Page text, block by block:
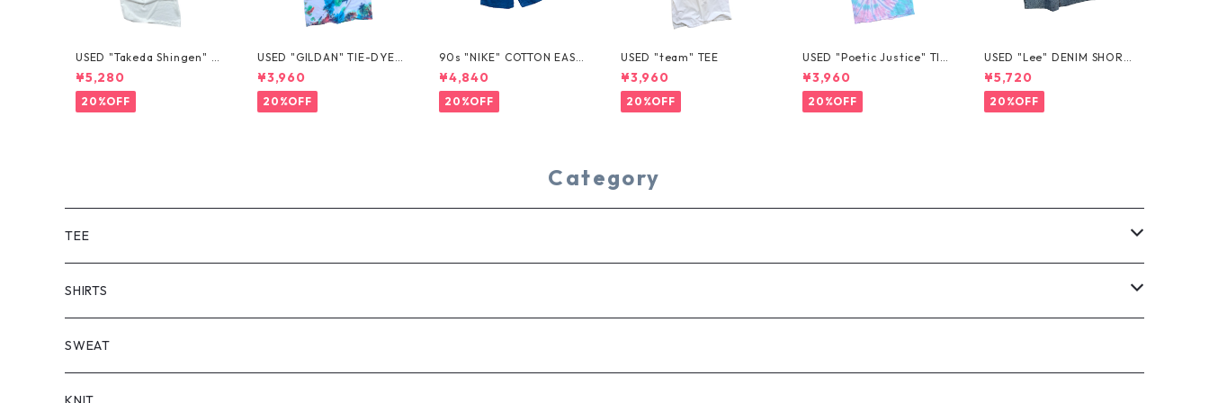
USED "Takeda Shingen" T
EE
¥5,280
20%OFF
USED "GILDAN" TIE-DYE T
EE
¥3,960
20%OFF
90s "NIKE" COTTON EASY
SHORTS
¥4,840
20%OFF
USED "team" TEE
¥3,960
20%OFF
USED "Poetic Justice" TIE
-DYE TEE
¥3,960
20%OFF
USED "Lee" DENIM SHORT
S
¥5,720
20%OFF
Category
TEE
SHORT SLEEVE
LONG SLEEVE
SHIRTS
SHORT SLEEVE
LONG SLEEVE
SWEAT